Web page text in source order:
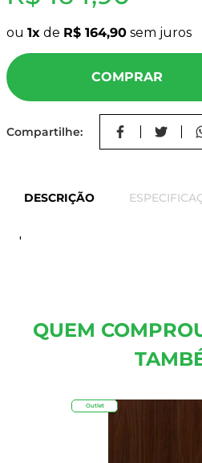
ou 1 de R$ 164,90 sem juros
COMPRAR
Compartilhe:
DESCRIÇÃO
'
QUEM
Outlet